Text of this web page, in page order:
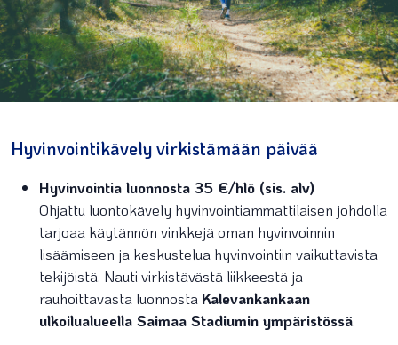
Hyvinvointikävely virkistämään päivää
Hyvinvointia luonnosta 35 €/hlö (sis. alv)
Ohjattu luontokävely hyvinvointiammattilaisen johdolla
tarjoaa käytännön vinkkejä oman hyvinvoinnin
lisäämiseen ja keskustelua hyvinvointiin vaikuttavista
tekijöistä. Nauti virkistävästä liikkeestä ja
rauhoittavasta luonnosta Kalevankankaan
ulkoilualueella Saimaa Stadiumin ympäristössä.